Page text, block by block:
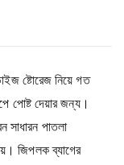
ষ্টোরেজ নিয়ে গত
পোষ্ট দেয়ার জন্য।
পাতলা
জিপলক ব্যাগের